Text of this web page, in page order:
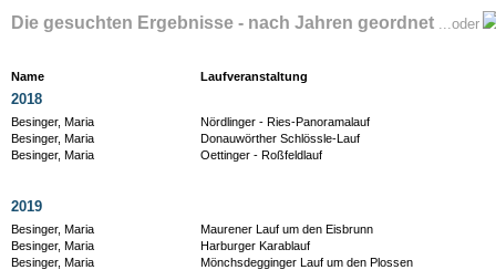
Die gesuchten Ergebnisse - nach Jahren geordnet ...oder
Name Laufveranstaltung
2018
Besinger, Maria
Nördlinger - Ries-Panoramalauf
Besinger, Maria
Donauwörther Schlössle-Lauf
Besinger, Maria
Oettinger - Roßfeldlauf
2019
Besinger, Maria
Maurener Lauf um den Eisbrunn
Besinger, Maria
Harburger Karablauf
Besinger, Maria
Mönchsdegginger Lauf um den Plossen